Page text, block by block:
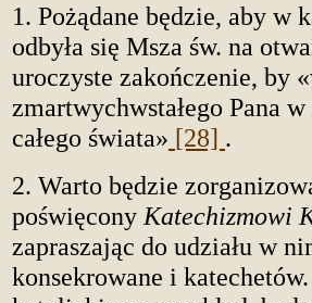
1. Pożądane będzie, aby
odbyła się Msza św. na
uroczyste zakończenie, by
zmartwychwstałego Pana
całego świata» [28] .
2. Warto będzie
poświęcony Katechizmowi
zapraszając do udziału w
konsekrowane i